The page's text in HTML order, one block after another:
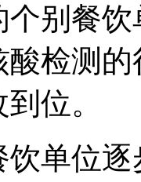
别餐
酸检测
位。
单位